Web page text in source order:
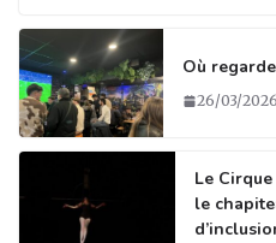
m o
k
Où
26/03/2026
Le
le